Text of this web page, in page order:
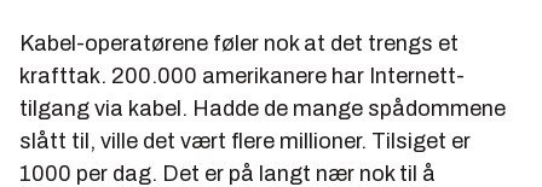
Kabel-operatørene føler nok at det trengs et
krafttak. 200.000 amerikanere har Internett-
tilgang via kabel. Hadde de mange spådommene
slått til, ville det vært flere millioner. Tilsiget er
1000 per dag. Det er på langt nær nok til å